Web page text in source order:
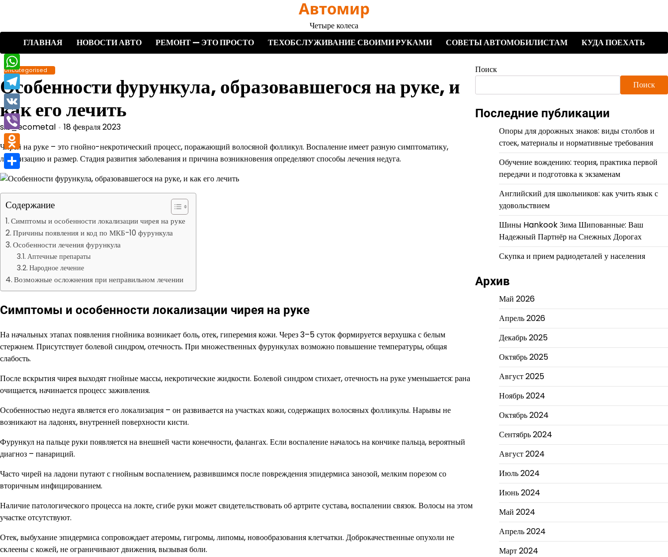
содержимому
Автомир
Четыре колеса
ГЛАВНАЯ
НОВОСТИ АВТО РЕМОНТ — ЭТО ПРОСТО ТЕХОБСЛУЖИВАНИЕ СВОИМИ РУКАМИ СОВЕТЫ АВТОМОБИЛИСТАМ КУДА ПОЕХАТЬ
Uncategorised
Особенности фурункула, образовавшегося на руке, и
как его лечить
sib_ecometal
18 февраля 2023
Чирей на руке – это гнойно-некротический процесс, поражающий волосяной фолликул. Воспаление имеет разную симптоматику,
локализацию и размер. Стадия развития заболевания и причина возникновения определяют способы лечения недуга.
Содержание
Симптомы и особенности локализации чирея на руке
Причины появления и код по МКБ-10 фурункула
Особенности лечения фурункула
Аптечные препараты
Народное лечение
Возможные осложнения при неправильном лечении
Симптомы и особенности локализации чирея на руке
На начальных этапах появления гнойника возникает боль, отек, гиперемия кожи. Через 3–5 суток формируется верхушка с белым
стержнем. Присутствует болевой синдром, отечность. При множественных фурункулах возможно повышение температуры, общая
слабость.
После вскрытия чирея выходят гнойные массы, некротические жидкости. Болевой синдром стихает, отечность на руке уменьшается: рана
очищается, начинается процесс заживления.
Особенностью недуга является его локализация – он развивается на участках кожи, содержащих волосяных фолликулы. Нарывы не
возникают на ладонях, внутренней поверхности кисти.
Фурункул на пальце руки появляется на внешней части конечности, фалангах. Если воспаление началось на кончике пальца, вероятный
диагноз – панариций.
Часто чирей на ладони путают с гнойным воспалением, развившимся после повреждения эпидермиса занозой, мелким порезом со
вторичным инфицированием.
Наличие патологического процесса на локте, сгибе руки может свидетельствовать об артрите сустава, воспалении связок. Волосы на этом
участке отсутствуют.
Отек, выбухание эпидермиса сопровождает атеромы, гигромы, липомы, новообразования клетчатки. Доброкачественные опухоли не
склеены с кожей, не ограничивают движения, вызывая боли.
Поиск
Поиск
Последние публикации
Опоры для дорожных знаков: виды столбов и
стоек, материалы и нормативные требования
Обучение вождению: теория, практика первой
передачи и подготовка к экзаменам
Английский для школьников: как учить язык с
удовольствием
Шины Hankook Зима Шипованные: Ваш
Надежный Партнёр на Снежных Дорогах
Скупка и прием радиодеталей у населения
Архив
Май 2026
Апрель 2026
Декабрь 2025
Октябрь 2025
Август 2025
Ноябрь 2024
Октябрь 2024
Сентябрь 2024
Август 2024
Июль 2024
Июнь 2024
Май 2024
Апрель 2024
Март 2024
WhatsApp
Telegram
VK
Viber
Odnoklassniki
Отправить